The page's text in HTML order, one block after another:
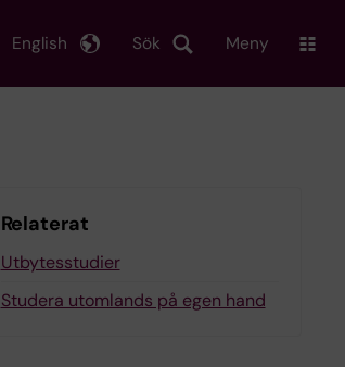
Sök
English Meny
Relaterat
Utbytesstudier
Studera utomlands på egen hand